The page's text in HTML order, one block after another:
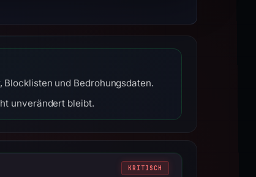
Blocklisten und Bedrohungsdaten.
unverändert bleibt.
KRITISCH